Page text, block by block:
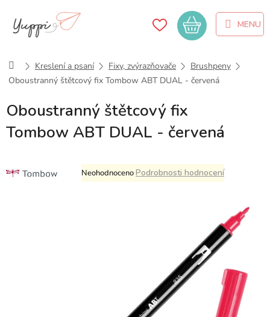
obsah
Nákupní
košík
DomůKreslení a psaní Fixy, zvýrazňovače
Brushpeny
Oboustranný štětcový fix Tombow ABT DUAL - červená
Oboustranný štětcový fix
Tombow ABT DUAL - červená
Průměrné
hodnocení
NeohodnocenoPodrobnosti hodnocení